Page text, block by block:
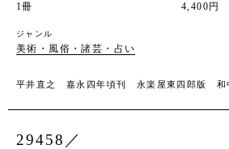
1冊 4,400円
ジャンル
美術・風俗・諸芸・占い
平井直之 嘉永四年頃刊 永楽屋東四郎版 和
29458／